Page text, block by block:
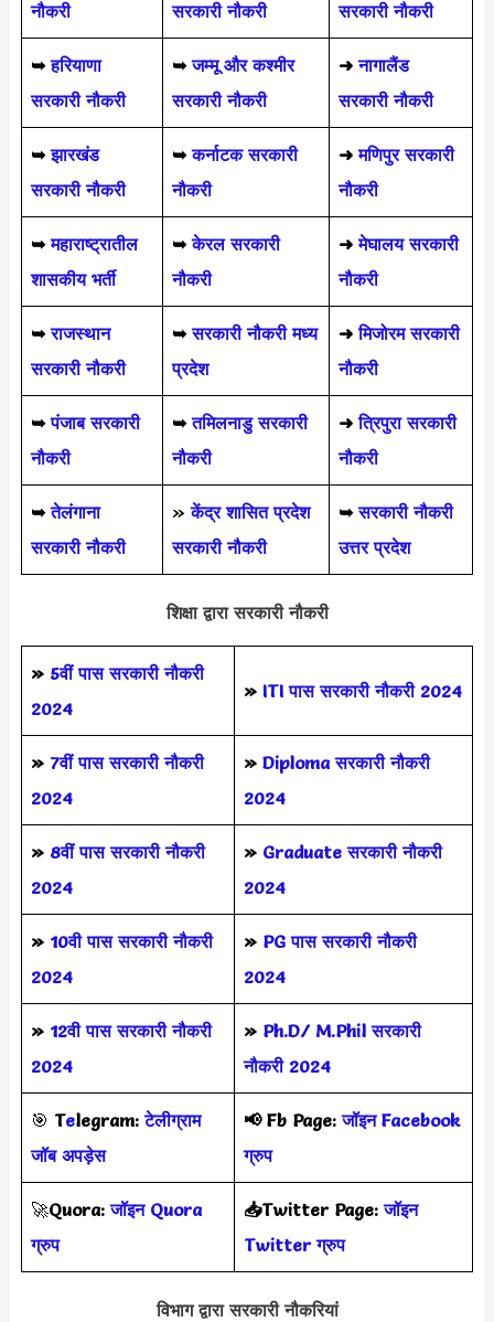
नौकरी
सरकारी नौकरी
सरकारी नौकरी
➥हरियाणा
सरकारी नौकरी
➥जम्मू और कश्मीर
सरकारी नौकरी
➜ नागालैंड
सरकारी नौकरी
➥ झारखंड
सरकारी नौकरी
➥ कर्नाटक सरकारी
नौकरी
➜ मणिपुर सरकारी
नौकरी
➥ महाराष्ट्रातील
शासकीय भर्ती
➥ केरल सरकारी
नौकरी
➜ मेघालय सरकारी
नौकरी
➥ राजस्थान
सरकारी नौकरी
➥सरकारी नौकरी मध्य
प्रदेश
➜मिजोरम सरकारी
नौकरी
➥ पंजाब सरकारी
नौकरी
➥ तमिलनाडु सरकारी
नौकरी
➜ त्रिपुरा सरकारी
नौकरी
➥तेलंगाना
सरकारी नौकरी
»केंद्र शासित प्रदेश
सरकारी नौकरी
➥ सरकारी नौकरी
उत्तर प्रदेश
शिक्षा द्वारा सरकारी नौकरी
» 5वीं पास सरकारी नौकरी
2024
» ITI पास सरकारी नौकरी 2024
» 7वीं पास सरकारी नौकरी
2024
» Diploma सरकारी नौकरी
2024
» 8वीं पास सरकारी नौकरी
2024
» Graduate सरकारी नौकरी
2024
» 10वी पास सरकारी नौकरी
2024
» PG पास सरकारी नौकरी
2024
» 12वी पास सरकारी नौकरी
2024
» Ph.D/ M.Phil सरकारी
नौकरी 2024
🎯 Telegram: टेलीग्राम
जॉब अपड़ेस
📢 Fb Page:जॉइन Facebook
ग्रुप
🚀Quora:जॉइन Quora
ग्रुप
📥Twitter Page:जॉइन
Twitter ग्रुप
विभाग द्वारा सरकारी नौकरियां